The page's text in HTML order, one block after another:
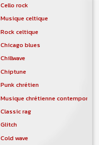
Cello rock
Musique celtique
Rock celtique
Chicago blues
Chillwave
Chiptune
Punk chrétien
Musique chrétienne
Classic rag
Glitch
Cold wave